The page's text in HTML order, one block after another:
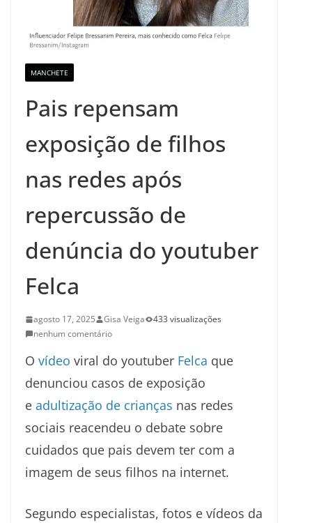
MANCHETE
Pais repensam
exposição de filhos
nas redes após
repercussão de
denúncia do youtuber
Felca
agosto 17, 2025 Gisa Veiga
433 visualizações
nenhum comentário
O vídeo viral do youtuber Felca que
denunciou casos de exposição
e adultização de crianças nas redes
sociais reacendeu o debate sobre
cuidados que pais devem ter com a
imagem de seus filhos na internet.
Segundo especialistas, fotos e vídeos da